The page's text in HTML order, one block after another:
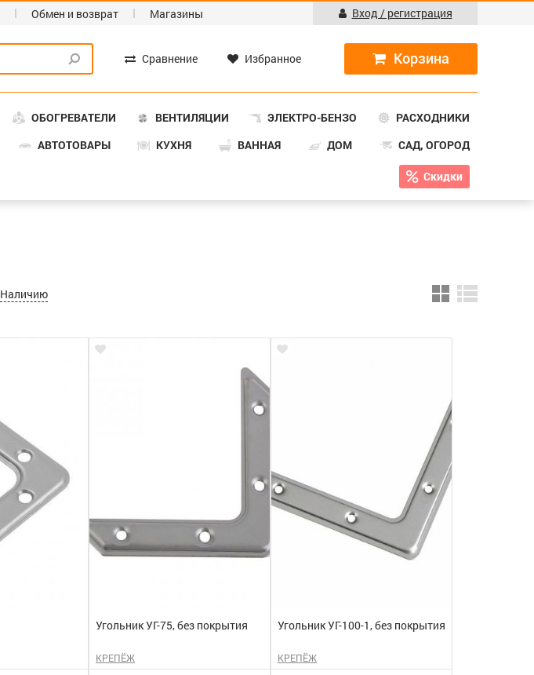
Обмен и возврат Магазины Вход / регистрация
Сравнение Избранное
ОБОГРЕВАТЕЛИ ВЕНТИЛЯЦИИ ЭЛЕКТРО-БЕНЗО
РАСХОДНИКИ
АВТОТОВАРЫ КУХНЯ ВАННАЯ ДОМ САД, ОГОРОД
Скидки
Наличию
Угольник УГ-75, без покрытия
КРЕПЁЖ
Угольник УГ-100-1, без покрытия
КРЕПЁЖ